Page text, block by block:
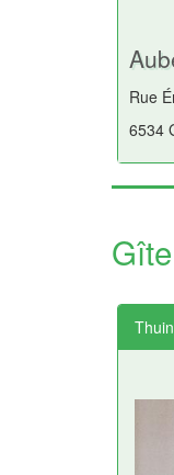
Rue
6534
Gîte
Thuin